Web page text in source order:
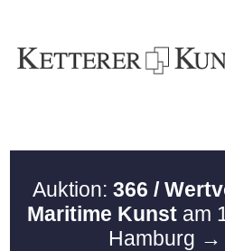
Auktion: 366 /
Maritime Kunst am
Hamburg →